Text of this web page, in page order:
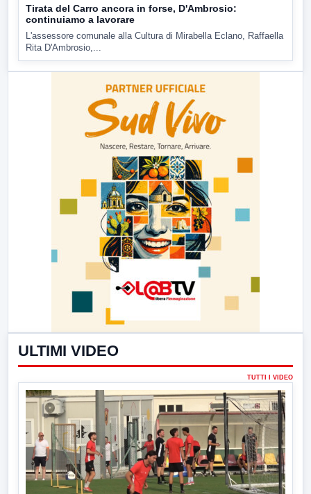
Tirata del Carro ancora in forse, D'Ambrosio:
continuiamo a lavorare
L'assessore comunale alla Cultura di Mirabella Eclano, Raffaella
Rita D'Ambrosio,...
ULTIMI VIDEO
TUTTI I VIDEO